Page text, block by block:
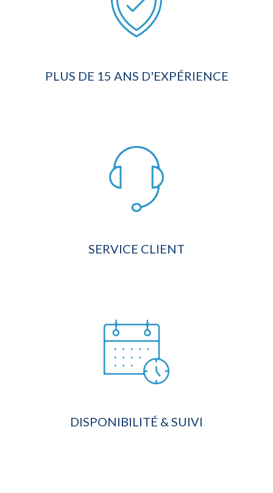
PLUS DE 15 ANS D'EXPÉRIENCE
SERVICE CLIENT
DISPONIBILITÉ & SUIVI